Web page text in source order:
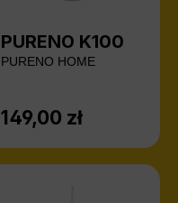
PURENO K100
PURENO HOME
Cena regularna:
149,00 zł